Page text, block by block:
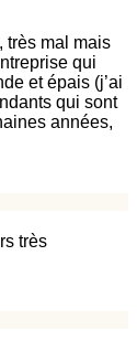
très mal mais
qui
et épais (j’ai
qui sont
années,
très